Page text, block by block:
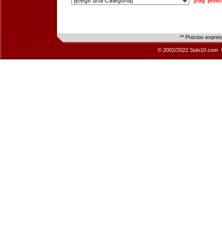
** Precios
© 2002/2022 Solo10.com